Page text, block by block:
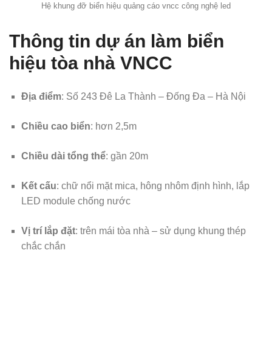
Hệ khung đỡ biển hiệu quảng cáo vncc công nghệ led
Thông tin dự án làm biển
hiệu tòa nhà VNCC
Địa điểm: Số 243 Đê La Thành – Đống Đa – Hà Nội
Chiều cao biển: hơn 2,5m
Chiều dài tổng thể: gần 20m
Kết cấu: chữ nổi mặt mica, hông nhôm định hình, lắp
LED module chống nước
Vị trí lắp đặt: trên mái tòa nhà – sử dụng khung thép
chắc chắn